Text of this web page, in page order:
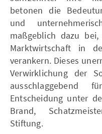
betonen die
und
maßgeblich dazu
Marktwirtschaft in
verankern. Dieses
Verwirklichung der
ausschlaggebend
Entscheidung unter
Brand,
Stiftung.